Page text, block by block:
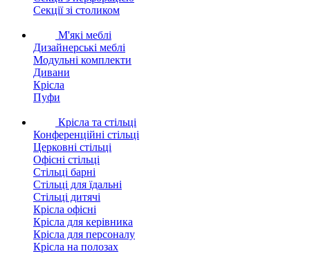
Секції зі столиком
М'які меблі
Дизайнерські меблі
Модульні комплекти
Дивани
Крісла
Пуфи
Крісла та стільці
Конференційні стільці
Церковні стільці
Офісні стільці
Стільці барні
Стільці для їдальні
Стільці дитячі
Крісла офісні
Крісла для керівника
Крісла для персоналу
Крісла на полозах